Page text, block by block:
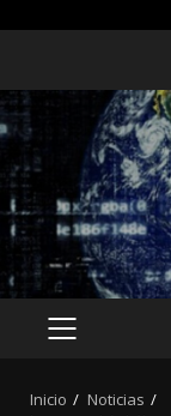
contenido
MENÚ
Inicio
Noticias